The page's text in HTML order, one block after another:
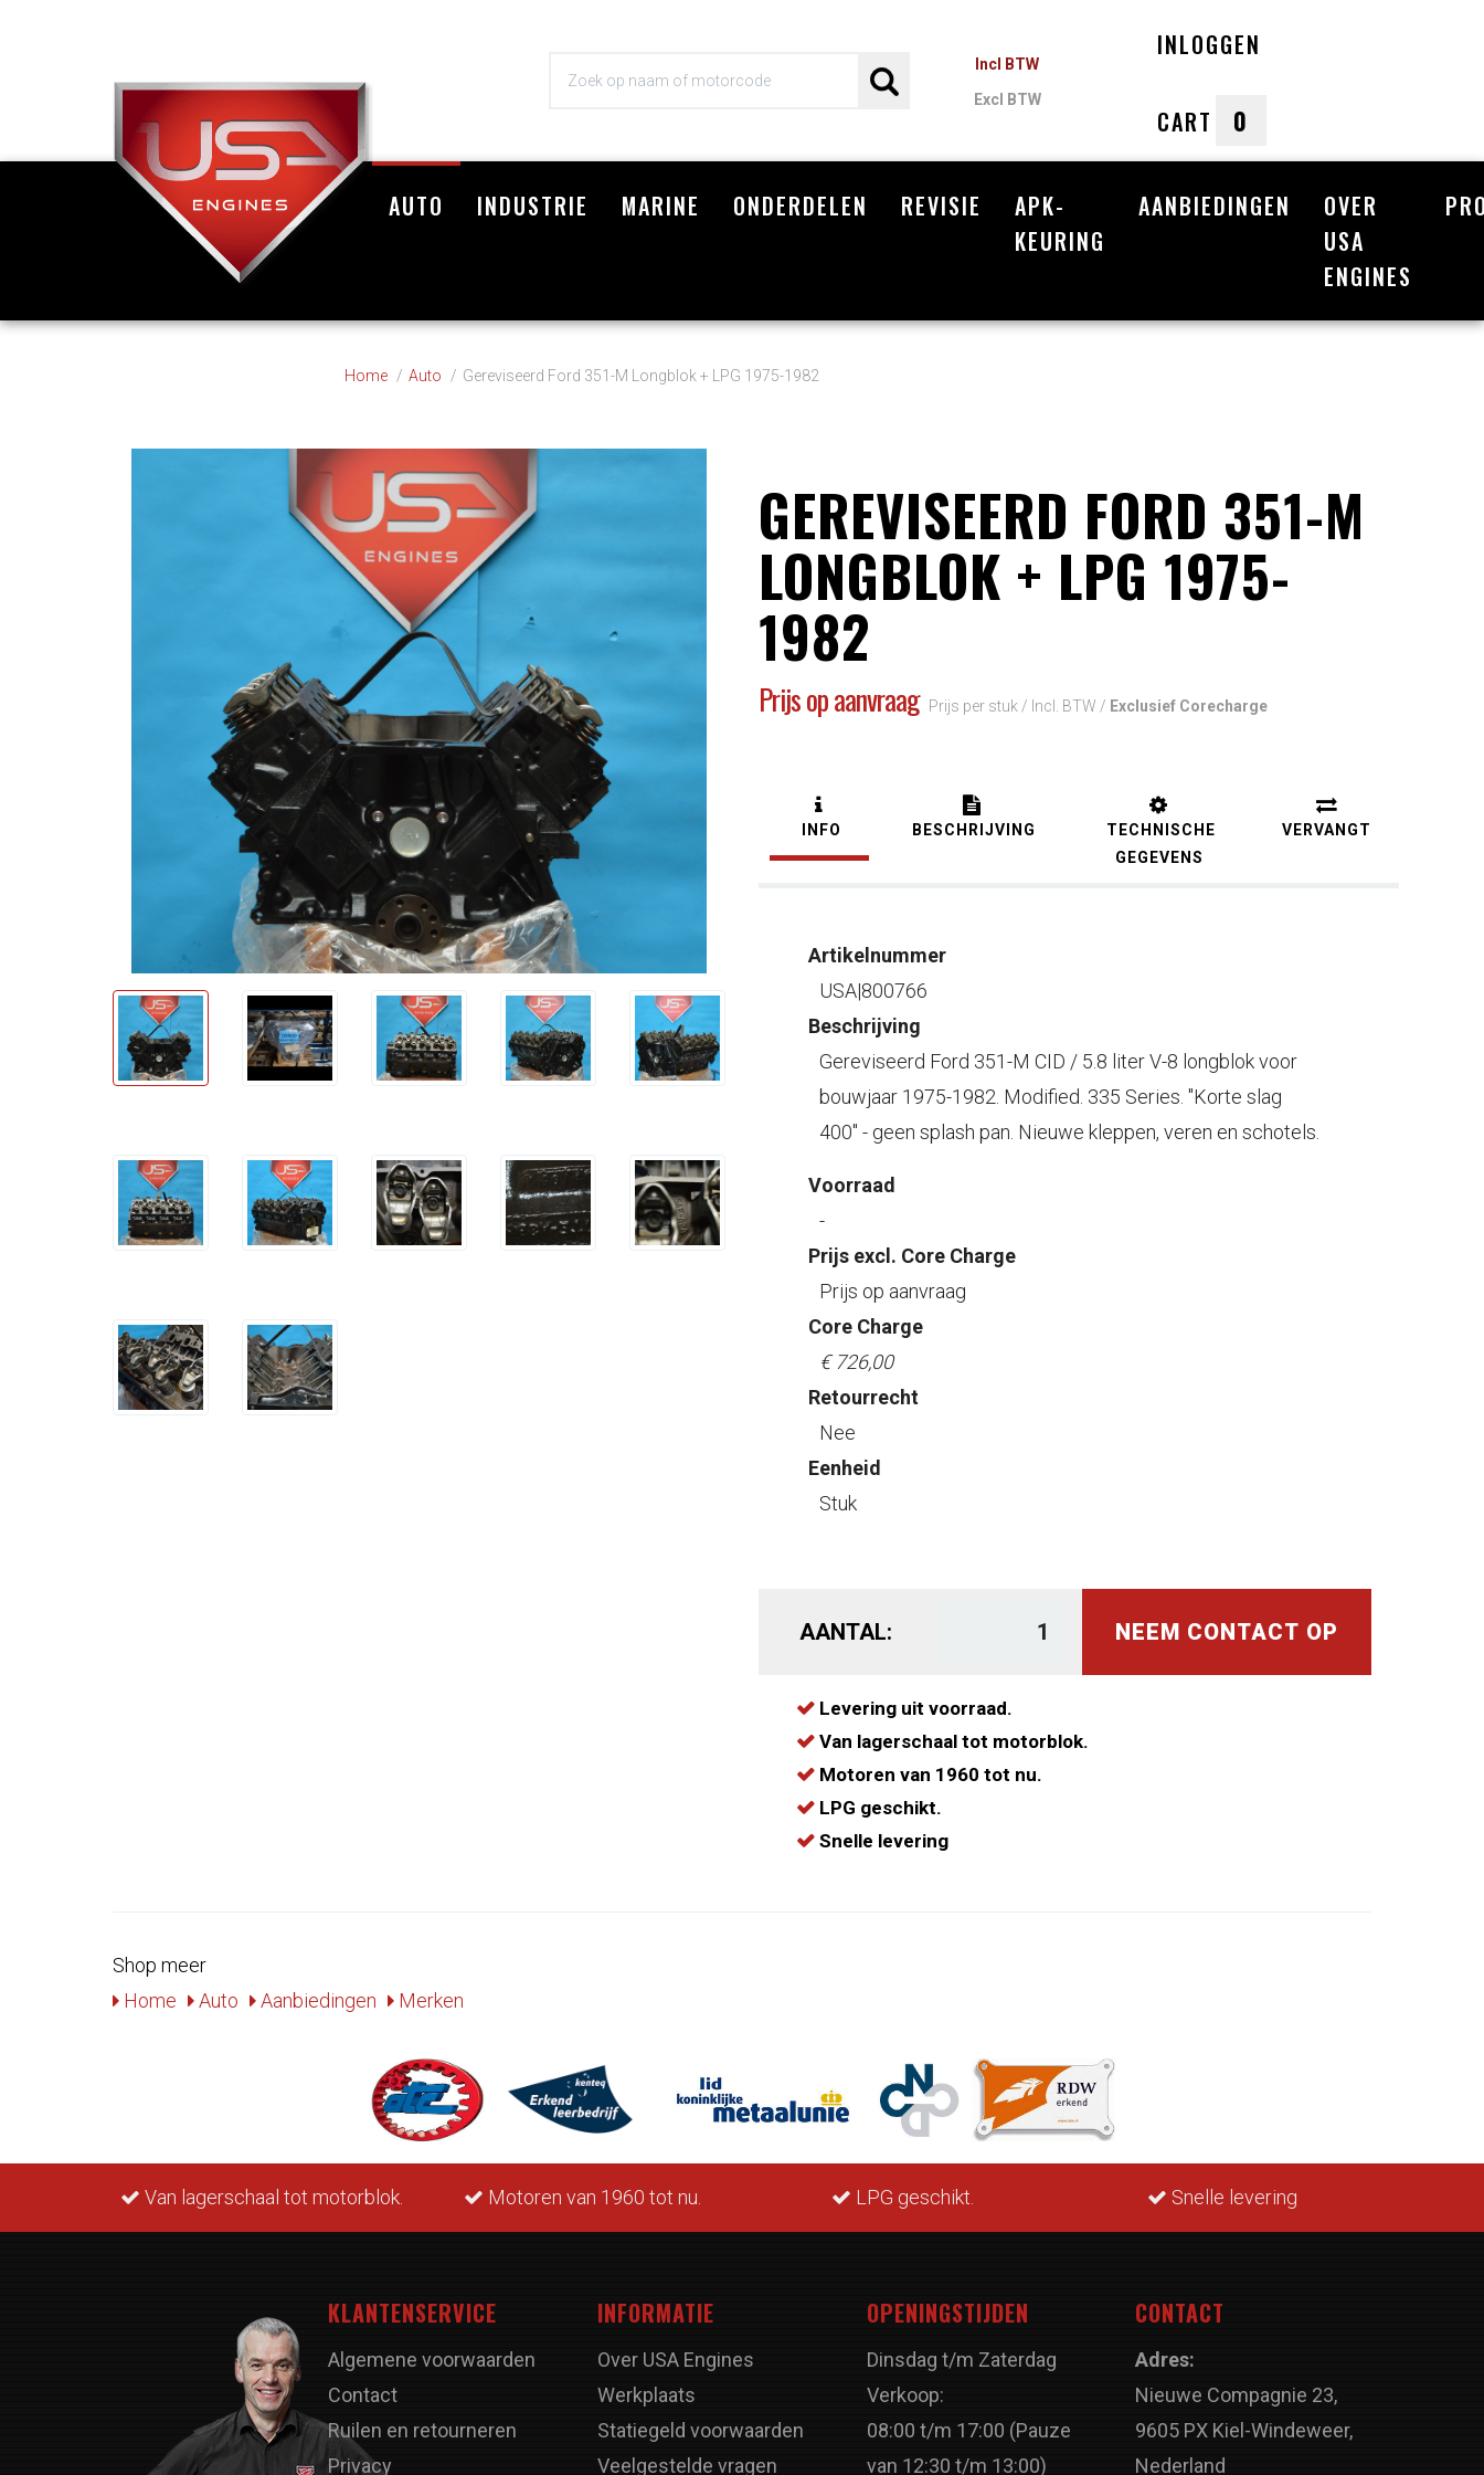
Incl BTW
Excl BTW
INLOGGEN
CART 0
Winkelwagen
AUTO INDUSTRIE MARINE ONDERDELEN REVISIE
APK-
KEURING
AANBIEDINGEN
OVER
USA
ENGINES
Home Auto Gereviseerd Ford 351-M Longblok + LPG 1975-1982
GEREVISEERD FORD 351-M
LONGBLOK + LPG 1975-
1982
Prijs op aanvraag Prijs per stuk / Incl. BTW / Exclusief Corecharge
INFO BESCHRIJVING
TECHNISCHE
GEGEVENS
VERVANGT
Artikelnummer
USA|800766
Beschrijving
Gereviseerd Ford 351-M CID / 5.8 liter V-8 longblok voor
bouwjaar 1975-1982. Modified. 335 Series. "Korte slag
400" - geen splash pan. Nieuwe kleppen, veren en schotels.
Voorraad
-
Prijs excl. Core Charge
Prijs op aanvraag
Core Charge
€ 726,00
Retourrecht
Nee
Eenheid
Stuk
AANTAL: NEEM CONTACT OP
Levering uit voorraad.
Van lagerschaal tot motorblok.
Motoren van 1960 tot nu.
LPG geschikt.
Snelle levering
Shop meer
Home
Auto Aanbiedingen Merken
Van lagerschaal tot motorblok. Motoren van 1960 tot nu. LPG geschikt. Snelle levering
KLANTENSERVICE
Algemene voorwaarden
Contact
Ruilen en retourneren
Privacy
INFORMATIE
Over USA Engines
Werkplaats
Statiegeld voorwaarden
Veelgestelde vragen
OPENINGSTIJDEN
Dinsdag t/m Zaterdag
Verkoop:
08:00 t/m 17:00 (Pauze
van 12:30 t/m 13:00)
CONTACT
Adres:
Nieuwe Compagnie 23,
9605 PX Kiel-Windeweer,
Nederland